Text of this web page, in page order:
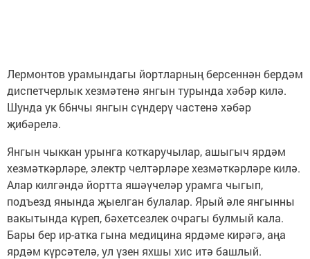
Лермонтов урамындагы йортларның берсеннән бердәм
диспетчерлык хезмәтенә янгын турында хәбәр килә.
Шунда ук 66нчы янгын сүндерү частенә хәбәр
җибәрелә.
Янгын чыккан урынга коткаручылар, ашыгыч ярдәм
хезмәткәрләре, электр челтәрләре хезмәткәрләре килә.
Алар килгәндә йортта яшәүчеләр урамга чыгып,
подъезд янында җыелган булалар. Ярый әле янгынны
вакытында күреп, бәхетсезлек очрагы булмый кала.
Бары бер ир-атка гына медицина ярдәме кирәгә, аңа
ярдәм күрсәтелә, ул үзен яхшы хис итә башлый.